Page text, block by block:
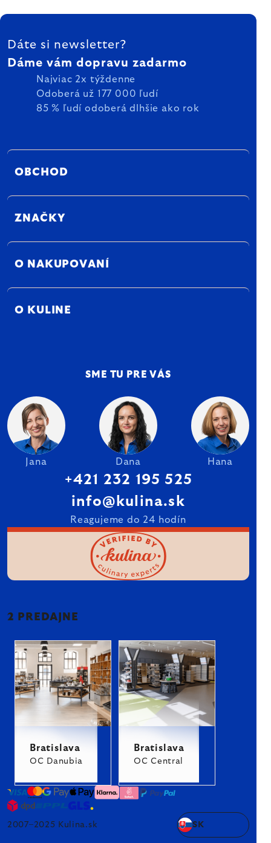
ZÁPÄTIE
Dáte si newsletter?
Dáme vám dopravu zadarmo
Najviac 2x týždenne
Odoberá už 177 000 ľudí
85 % ľudí odoberá dlhšie ako rok
OBCHOD
ZNAČKY
O NAKUPOVANÍ
O KULINE
SME TU PRE VÁS
Jana Dana Hana
+421 232 195 525
info@kulina.sk
Reagujeme do 24 hodín
2 PREDAJNE
Bratislava
OC Danubia
Bratislava
OC Central
2007–2025 Kulina.sk SK